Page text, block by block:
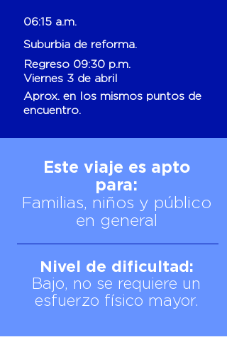
06:15 a.m.
Suburbia de reforma.
Regreso 09:30 p.m.
Viernes 3 de abril
Aprox. en los mismos puntos de
encuentro.
Este viaje es apto
para:
Familias, niños y público
en general
Nivel de dificultad:
Bajo, no se requiere un
esfuerzo físico mayor.